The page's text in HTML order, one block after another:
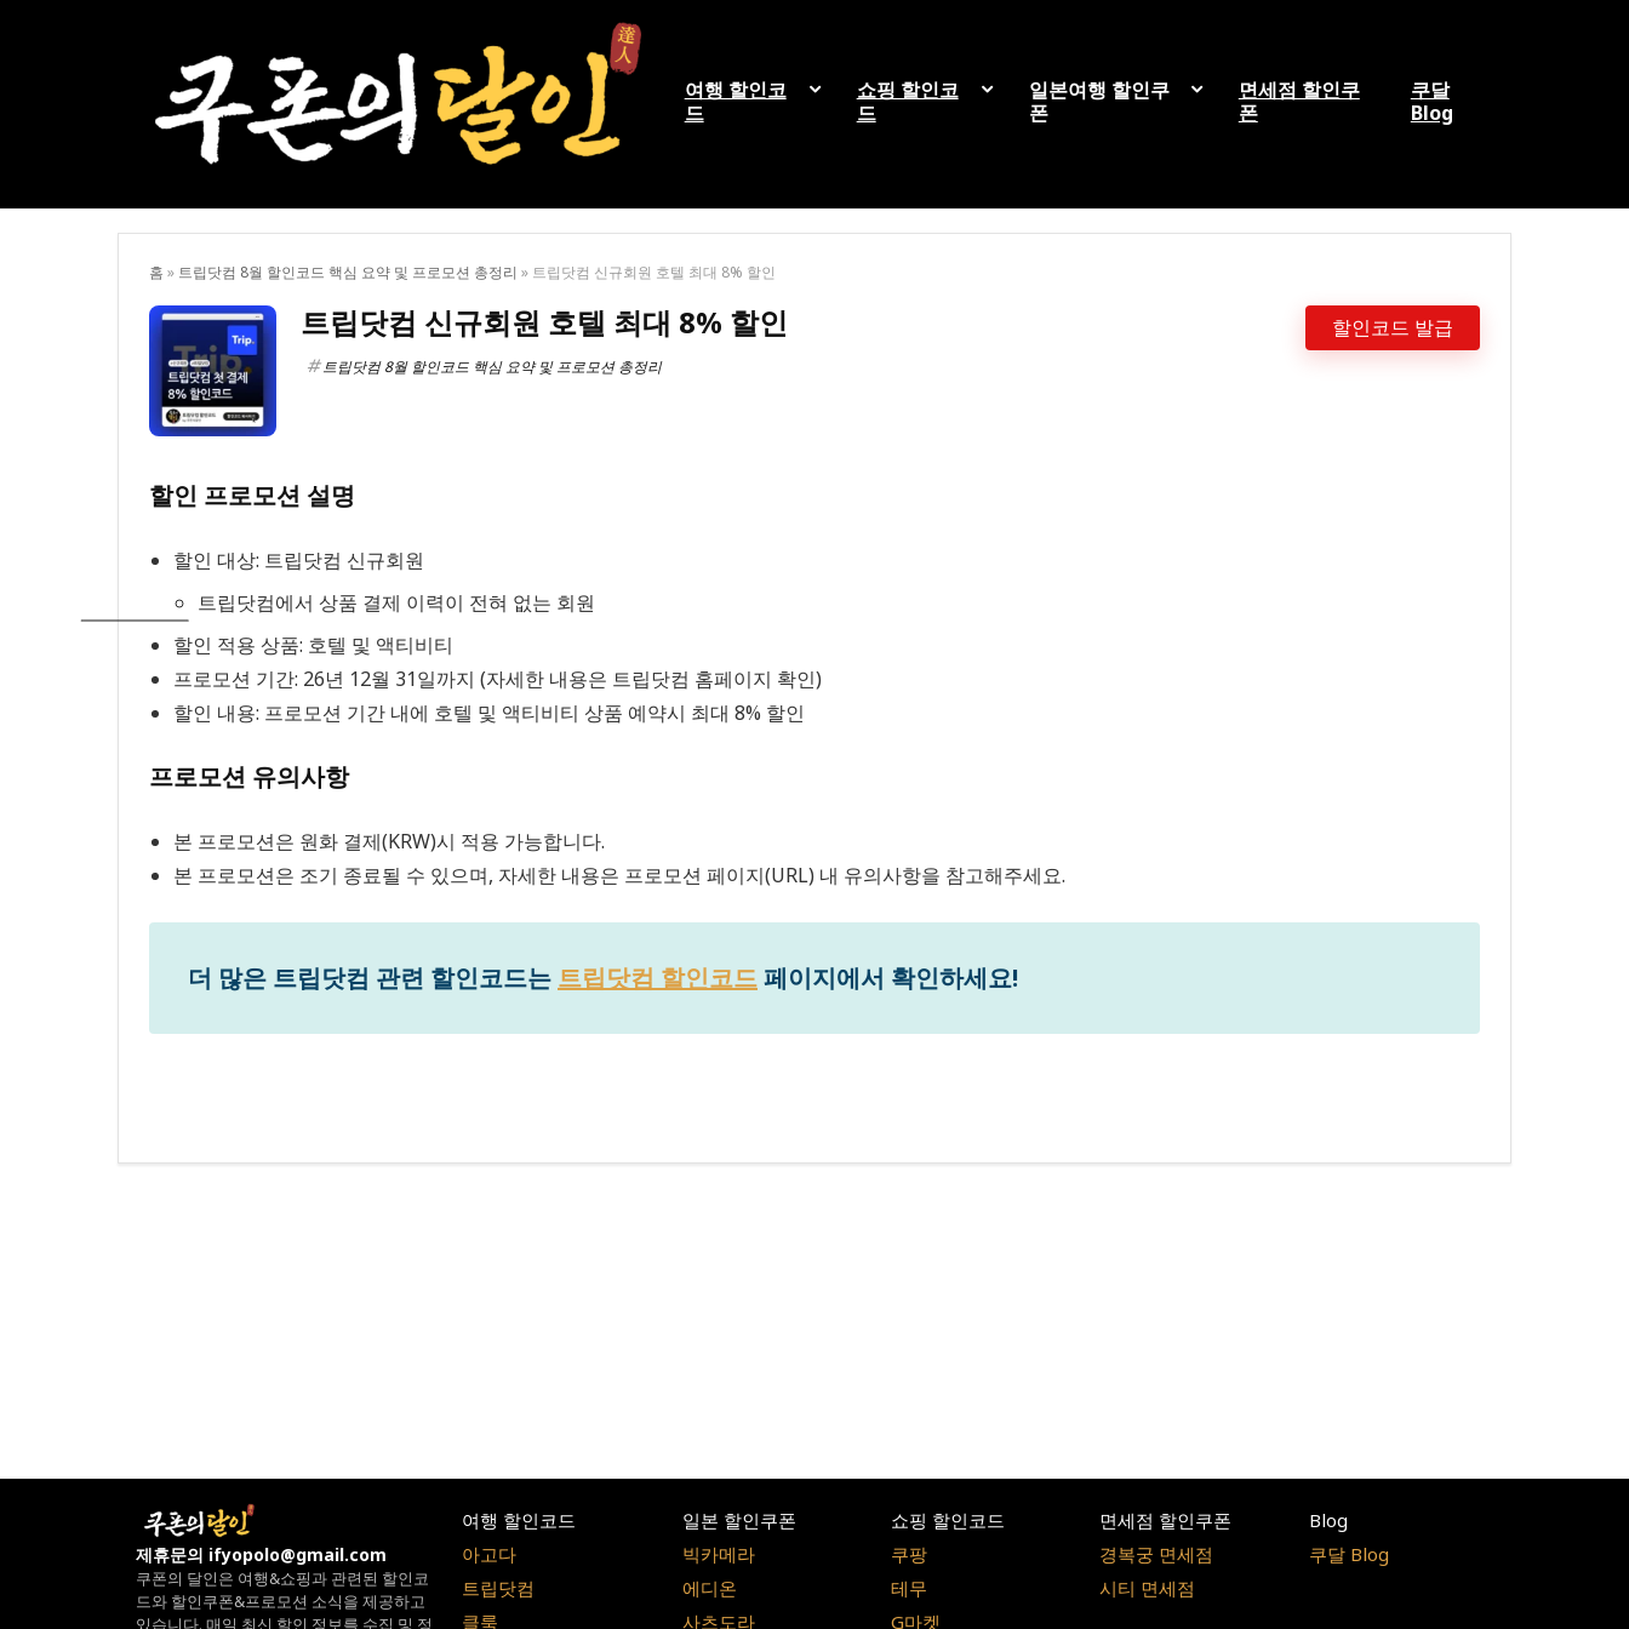
여행 할인코
드
쇼핑 할인코
드
일본여행 할인쿠
폰
면세점 할인쿠
폰
쿠달
Blog
홈 » 트립닷컴 8월 할인코드 핵심 요약 및 프로모션 총정리 » 트립닷컴 신규회원 호텔 최대 8% 할인
트립닷컴 신규회원 호텔 최대 8% 할인
트립닷컴 8월 할인코드 핵심 요약 및 프로모션 총정리
할인코드 발급
할인 프로모션 설명
할인 대상: 트립닷컴 신규회원
트립닷컴에서 상품 결제 이력이 전혀 없는 회원
할인 적용 상품: 호텔 및 액티비티
프로모션 기간: 26년 12월 31일까지 (자세한 내용은 트립닷컴 홈페이지 확인)
할인 내용: 프로모션 기간 내에 호텔 및 액티비티 상품 예약시 최대 8% 할인
프로모션 유의사항
본 프로모션은 원화 결제(KRW)시 적용 가능합니다.
본 프로모션은 조기 종료될 수 있으며, 자세한 내용은 프로모션 페이지(URL) 내 유의사항을 참고해주세요.
더 많은 트립닷컴 관련 할인코드는 트립닷컴 할인코드페이지에서 확인하세요!
제휴문의 ifyopolo@gmail.com
쿠폰의 달인은 여행&쇼핑과 관련된 할인코
드와 할인쿠폰&프로모션 소식을 제공하고
있습니다. 매일 최신 할인 정보를 수집 및 정
여행 할인코드
아고다
트립닷컴
클룩
일본 할인쿠폰
빅카메라
에디온
사츠도라
쇼핑 할인코드
쿠팡
테무
G마켓
면세점 할인쿠폰
경복궁 면세점
시티 면세점
Blog
쿠달 Blog